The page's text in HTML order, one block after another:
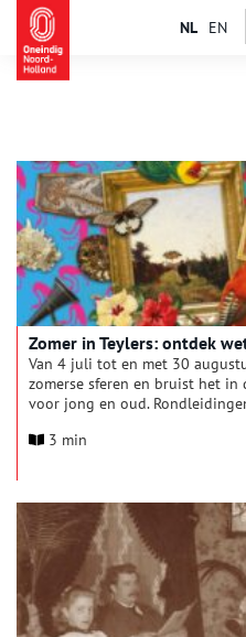
NL EN
Zomer in Teylers: ontdek
Van 4 juli tot en met 30
zomerse sferen en bruist het
voor jong en oud.
locatietheater: alles rondom de
meer de nieuwe escape game
3 min